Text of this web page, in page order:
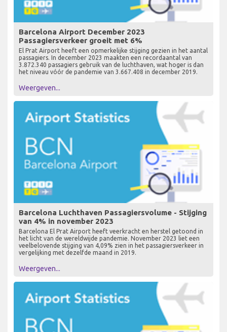
Weergeven...
Barcelona Airport December 2023
Passagiersverkeer groeit met 6%
El Prat Airport heeft een opmerkelijke stijging gezien in het aantal
passagiers. In december 2023 maakten een recordaantal van
3.872.340 passagiers gebruik van de luchthaven, wat hoger is dan
het niveau vóór de pandemie van 3.667.408 in december 2019.
Weergeven...
Barcelona Luchthaven Passagiersvolume - Stijging
van 4% in november 2023